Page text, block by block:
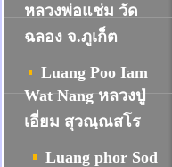
หลวงพ่อแช่ม วัด
ฉลอง จ.ภูเก็ต
Luang Poo Iam
Wat Nang หลวงปู่
เอี่ยม สุวณฺณสโร
Luang phor Sod